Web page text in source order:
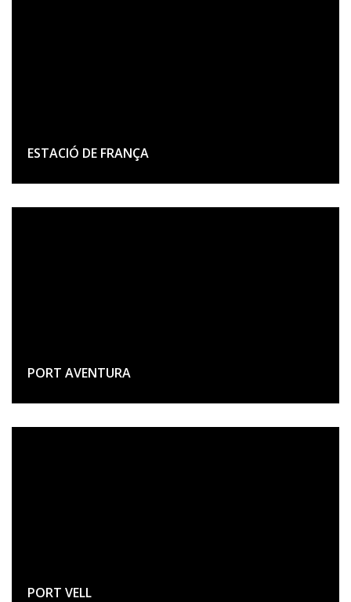
ESTACIÓ DE FRANÇA
PORT AVENTURA
PORT VELL